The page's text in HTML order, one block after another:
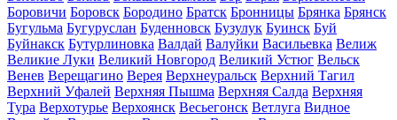
Боровичи Боровск Бородино Братск Бронницы Брянка Брянск
Бугульма Бугуруслан Буденновск Бузулук Буинск Буй
Буйнакск Бутурлиновка Валдай Валуйки Васильевка Велиж
Великие Луки Великий Новгород Великий Устюг Вельск
Венев Верещагино Верея Верхнеуральск Верхний Тагил
Верхний Уфалей Верхняя Пышма Верхняя Салда Верхняя
Тура Верхотурье Верхоянск Весьегонск Ветлуга Видное